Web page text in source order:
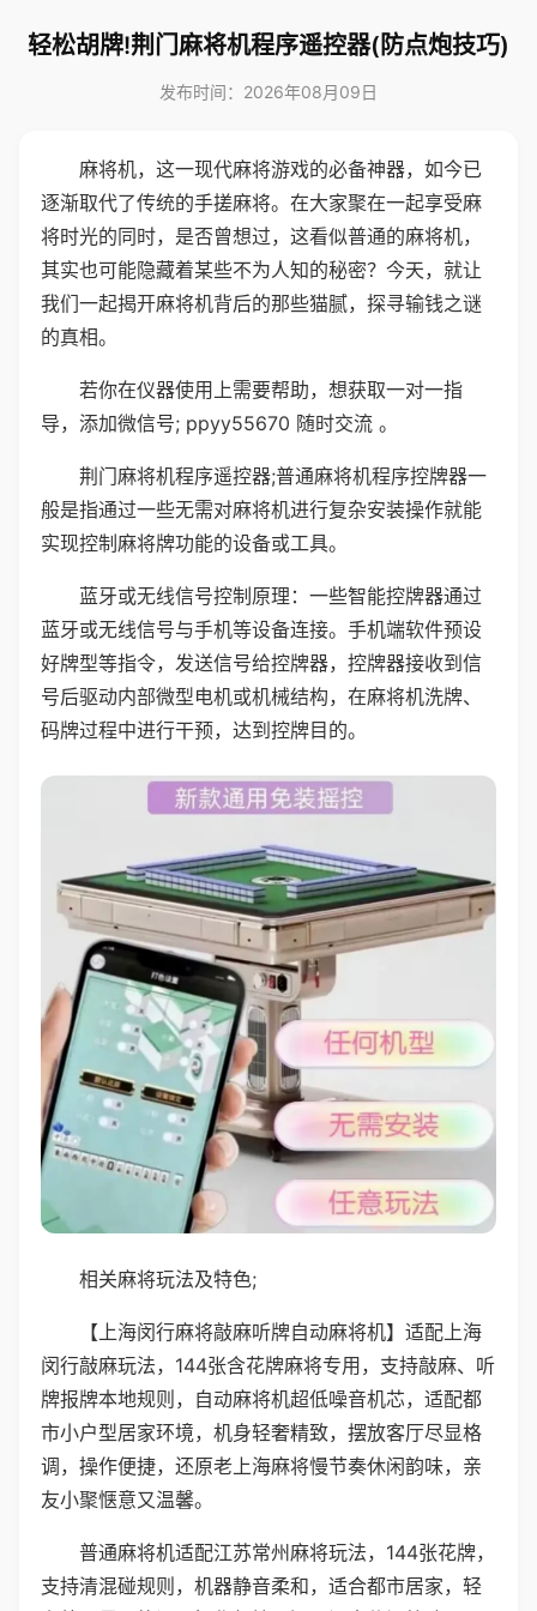
轻松胡牌!荆门麻将机程序遥控器(防点炮技巧)
发布时间：2026年08月09日
麻将机，这一现代麻将游戏的必备神器，如今已
逐渐取代了传统的手搓麻将。在大家聚在一起享受麻
将时光的同时，是否曾想过，这看似普通的麻将机，
其实也可能隐藏着某些不为人知的秘密？今天，就让
我们一起揭开麻将机背后的那些猫腻，探寻输钱之谜
的真相。
若你在仪器使用上需要帮助，想获取一对一指
导，添加微信号; ppyy55670 随时交流 。
荆门麻将机程序遥控器;普通麻将机程序控牌器一
般是指通过一些无需对麻将机进行复杂安装操作就能
实现控制麻将牌功能的设备或工具。
蓝牙或无线信号控制原理：一些智能控牌器通过
蓝牙或无线信号与手机等设备连接。手机端软件预设
好牌型等指令，发送信号给控牌器，控牌器接收到信
号后驱动内部微型电机或机械结构，在麻将机洗牌、
码牌过程中进行干预，达到控牌目的。
相关麻将玩法及特色;
【上海闵行麻将敲麻听牌自动麻将机】适配上海
闵行敲麻玩法，144张含花牌麻将专用，支持敲麻、听
牌报牌本地规则，自动麻将机超低噪音机芯，适配都
市小户型居家环境，机身轻奢精致，摆放客厅尽显格
调，操作便捷，还原老上海麻将慢节奏休闲韵味，亲
友小聚惬意又温馨。
普通麻将机适配江苏常州麻将玩法，144张花牌，
支持清混碰规则，机器静音柔和，适合都市居家，轻